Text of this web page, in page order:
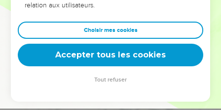
Dans cette conférence, leaders, entrepreneurs, et responsables
clés pour avancer avec plus de sagesse afin que leurs erreurs
deviennent vos tremplins. Que vous guidiez un ministère, une
équipe, un groupe ou une famille, leur expérience est faite
relation aux utilisateurs.
Choisir mes cookies
Accepter tous les cookies
Tout refuser